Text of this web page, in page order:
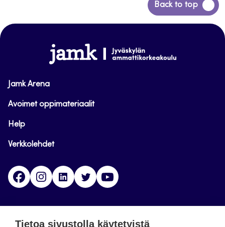
Back to top
Siirry
takaisin
www.jamk.fi
Jamk Arena
Avoimet oppimateriaalit
Help
Verkkolehdet
FacebookInstagramLinkedinTwitter
Tietoa sivustolla käytetyistä